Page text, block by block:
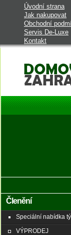
Úvodní strana
Jak nakupovat
Obchodní
Servis De-Luxe
Kontakt
Domov a
domu a na
Členění
Speciální nabídka
VÝPRODEJ